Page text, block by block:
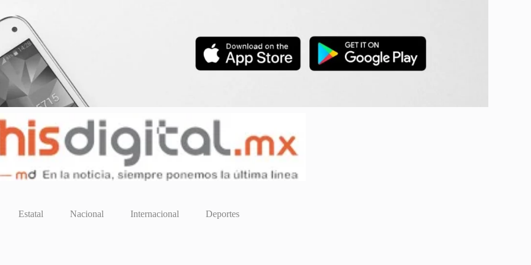
Estatal Nacional Internacional Deportes